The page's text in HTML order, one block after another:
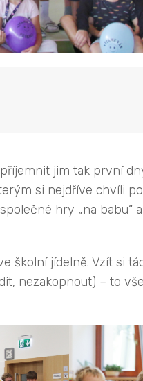
jim tak první
si nejdříve chvíli
hry „na babu“
školní jídelně. Vzít si
nezakopnout) – to